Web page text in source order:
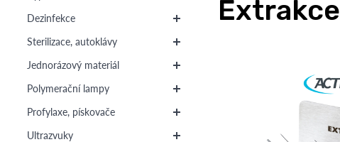
Dezinfekce
Sterilizace, autoklávy
Jednorázový materiál
Polymerační lampy
Profylaxe, pískovače
Ultrazvuky
Extrakce